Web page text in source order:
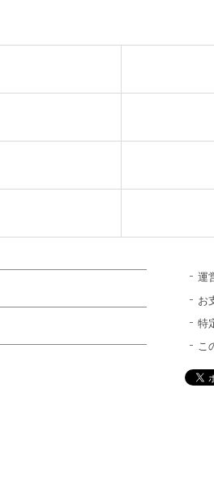
運
お
特
こ